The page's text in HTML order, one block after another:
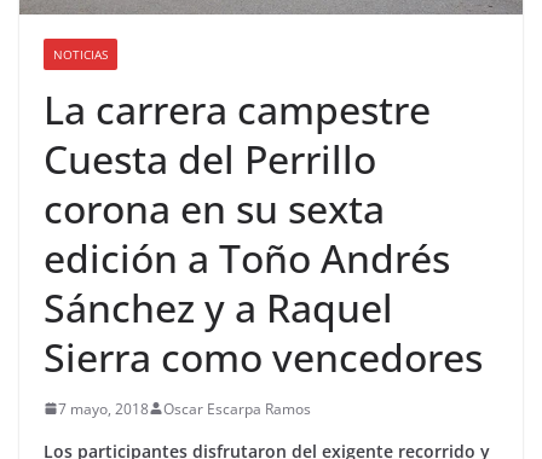
NOTICIAS
La carrera campestre
Cuesta del Perrillo
corona en su sexta
edición a Toño Andrés
Sánchez y a Raquel
Sierra como vencedores
7 mayo, 2018 Oscar Escarpa Ramos
Los participantes disfrutaron del exigente recorrido y